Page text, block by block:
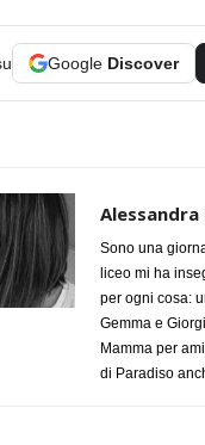
Google Discover
Alessandra
Sono una
liceo mi ha
per ogni cosa:
Gemma e
Mamma per
di Paradiso